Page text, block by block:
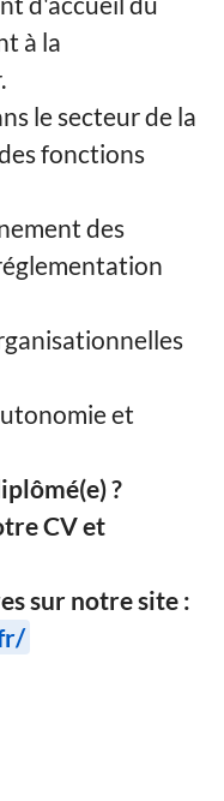
à la
le secteur de la
fonctions
des
et
?
CV et
sur notre site :